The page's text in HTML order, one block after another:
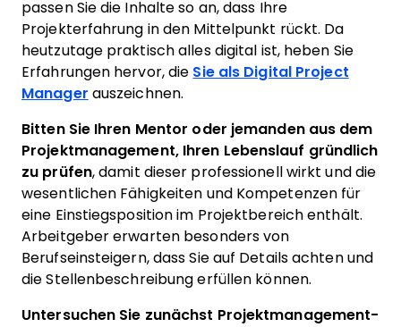
passen Sie die Inhalte so an, dass Ihre
Projekterfahrung in den Mittelpunkt rückt. Da
heutzutage praktisch alles digital ist, heben Sie
Erfahrungen hervor, die Sie als Digital Project
Manager auszeichnen.
Bitten Sie Ihren Mentor oder jemanden aus dem
Projektmanagement, Ihren Lebenslauf gründlich
zu prüfen, damit dieser professionell wirkt und die
wesentlichen Fähigkeiten und Kompetenzen für
eine Einstiegsposition im Projektbereich enthält.
Arbeitgeber erwarten besonders von
Berufseinsteigern, dass Sie auf Details achten und
die Stellenbeschreibung erfüllen können.
Untersuchen Sie zunächst Projektmanagement-